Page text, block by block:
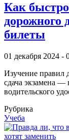
Как
дорожного
билеты
01 декабря 2024 -
Изучение
сдача экзамена
водительского
Рубрика
Учеба